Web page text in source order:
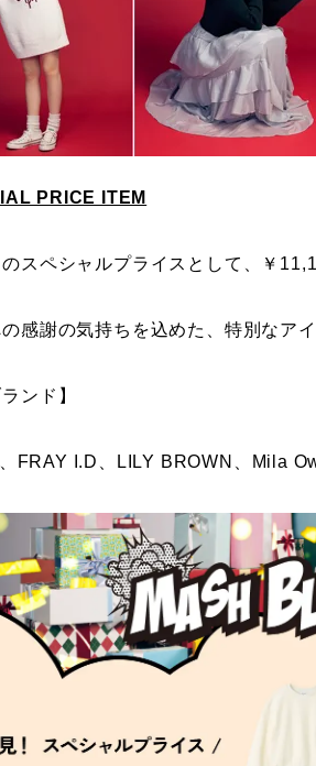
PRICE ITEM
スペシャルプライスとして、￥
感謝の気持ちを込めた、特別なアイ
ンド】
FRAY I.D、LILY BROWN、Mila